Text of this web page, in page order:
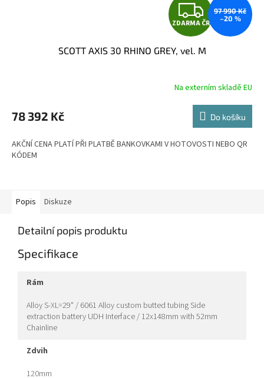
Z
D
A
R
M
A
ZDARMA ČR
97 990 Kč
–20 %
SCOTT AXIS 30 RHINO GREY, vel. M
Na externím skladě EU
78 392 Kč Do košíku
AKČNÍ CENA PLATÍ PŘI PLATBĚ BANKOVKAMI V HOTOVOSTI NEBO QR
KÓDEM
Popis Diskuze
Detailní popis produktu
Specifikace
rám
Alloy S-XL=29" / 6061 Alloy custom butted tubing Side
extraction battery UDH Interface / 12x148mm with 52mm
Chainline
zdvih
120mm